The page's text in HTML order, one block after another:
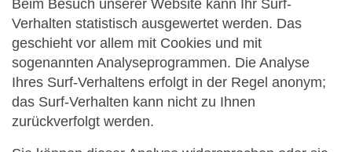
Beim Besuch unserer Website kann Ihr Surf-
Verhalten statistisch ausgewertet werden. Das
geschieht vor allem mit Cookies und mit
sogenannten Analyseprogrammen. Die Analyse
Ihres Surf-Verhaltens erfolgt in der Regel anonym;
das Surf-Verhalten kann nicht zu Ihnen
zurückverfolgt werden.